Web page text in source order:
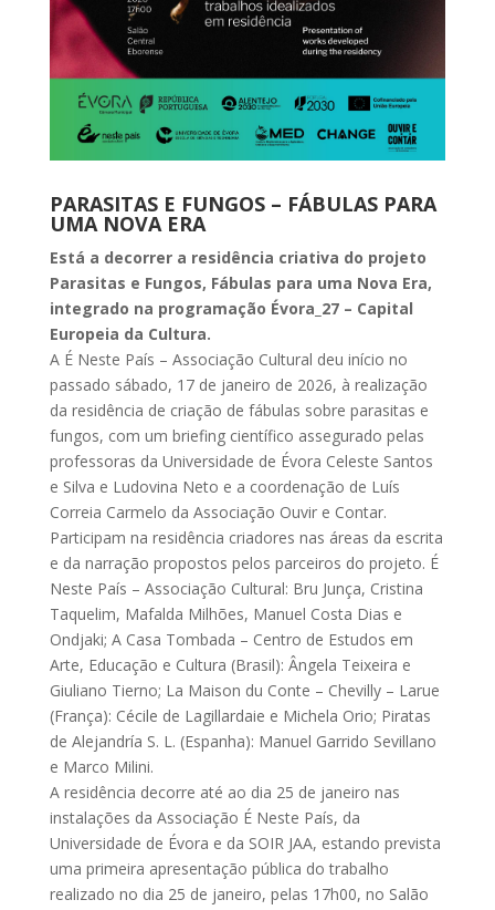
PARASITAS E FUNGOS – FÁBULAS PARA
UMA NOVA ERA
Está a decorrer a residência criativa do projeto
Parasitas e Fungos, Fábulas para uma Nova Era,
integrado na programação Évora_27 – Capital
Europeia da Cultura.
A É Neste País – Associação Cultural deu início no
passado sábado, 17 de janeiro de 2026, à realização
da residência de criação de fábulas sobre parasitas e
fungos, com um briefing científico assegurado pelas
professoras da Universidade de Évora Celeste Santos
e Silva e Ludovina Neto e a coordenação de Luís
Correia Carmelo da Associação Ouvir e Contar.
Participam na residência criadores nas áreas da escrita
e da narração propostos pelos parceiros do projeto. É
Neste País – Associação Cultural: Bru Junça, Cristina
Taquelim, Mafalda Milhões, Manuel Costa Dias e
Ondjaki; A Casa Tombada – Centro de Estudos em
Arte, Educação e Cultura (Brasil): Ângela Teixeira e
Giuliano Tierno; La Maison du Conte – Chevilly – Larue
(França): Cécile de Lagillardaie e Michela Orio; Piratas
de Alejandría S. L. (Espanha): Manuel Garrido Sevillano
e Marco Milini.
A residência decorre até ao dia 25 de janeiro nas
instalações da Associação É Neste País, da
Universidade de Évora e da SOIR JAA, estando prevista
uma primeira apresentação pública do trabalho
realizado no dia 25 de janeiro, pelas 17h00, no Salão